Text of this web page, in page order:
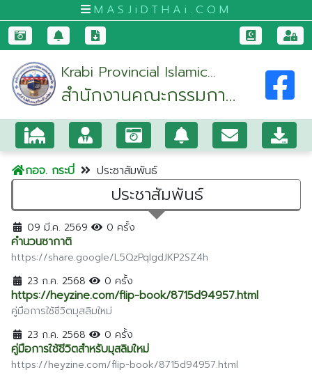
MASJiDTHAi.COM
หน้า
หลัก
มัสยิด
และ
สัป
ปุ
รุษ
กระบี่
กรุงเทพมหานคร
ขอนแก่น
จันทบุรี
ชุมพร
ตรัง
นครนายก
นครศรีธรรมราช
Krabi Provincial Islamic
Committee Office
สำนักงานคณะกรรมการ
อิสลามประจำจังหวัด
กระบี่
กอจ. กระบี่ ประชาสัมพันธ์
ประชาสัมพันธ์
09 มี.ค. 2569 0 ครั้ง
คำนวนซากาติ
https://share.google/L5QzPqIgdJKP2SZ4h
23 ก.ค. 2568
0 ครั้ง
https://heyzine.com/flip-book/8715d94957.html
คู่มือการใช้ชีวิตมุสลิมใหม่
23 ก.ค. 2568
0 ครั้ง
คู่มือการใช้ชีวิตสำหรับมุสลิมใหม่
https://heyzine.com/flip-book/8715d94957.html